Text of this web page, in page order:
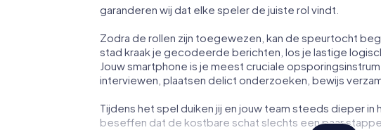
garanderen wij dat elke speler de juiste rol vindt.
Zodra de rollen zijn toegewezen, kan de speurtocht
stad kraak je gecodeerde berichten, los je lastige
Jouw smartphone is je meest cruciale
interviewen, plaatsen delict onderzoeken, bewijs
Tijdens het spel duiken jij en jouw team steeds dieper in
beseffen dat de kostbare schat slechts een paar